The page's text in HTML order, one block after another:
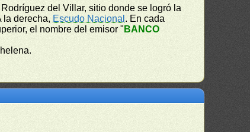
del Villar, sitio donde se logró la
la derecha, Escudo Nacional . En cada
el nombre del emisor " BANCO